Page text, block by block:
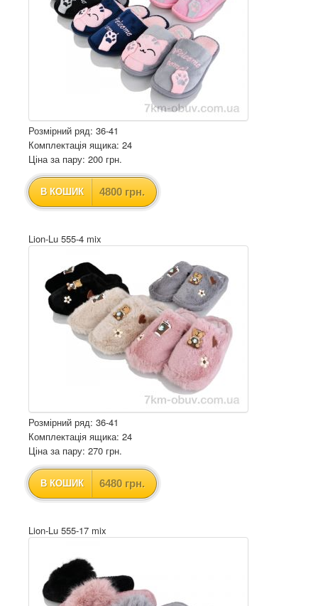
Розмірний ряд: 36-41
Комплектація ящика: 24
Ціна за пару: 200 грн.
В КОШИК 4800 грн.
Lion-Lu 555-4 mix
Розмірний ряд: 36-41
Комплектація ящика: 24
Ціна за пару: 270 грн.
В КОШИК 6480 грн.
Lion-Lu 555-17 mix